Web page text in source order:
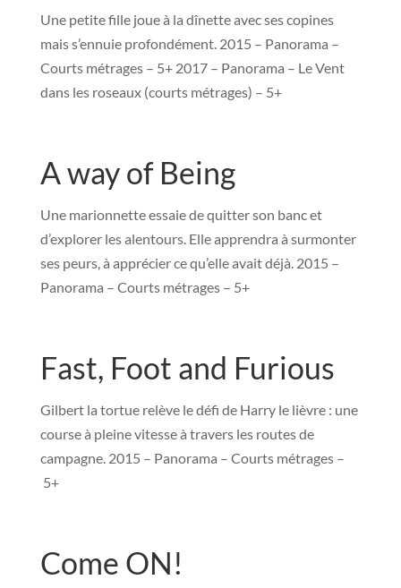
Une petite fille joue à la dînette avec ses copines
mais s’ennuie profondément. 2015 – Panorama –
Courts métrages – 5+ 2017 – Panorama – Le Vent
dans les roseaux (courts métrages) – 5+
A way of Being
Une marionnette essaie de quitter son banc et
d’explorer les alentours. Elle apprendra à surmonter
ses peurs, à apprécier ce qu’elle avait déjà. 2015 –
Panorama – Courts métrages – 5+
Fast, Foot and Furious
Gilbert la tortue relève le défi de Harry le lièvre : une
course à pleine vitesse à travers les routes de
campagne. 2015 – Panorama – Courts métrages –
5+
Come ON!